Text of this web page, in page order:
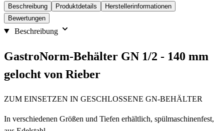
Beschreibung Produktdetails
Herstellerinformationen
Bewertungen
Beschreibung
GastroNorm-Behälter GN 1/2 - 140 mm
gelocht von Rieber
ZUM EINSETZEN IN GESCHLOSSENE GN-BEHÄLTER
In verschiedenen Größen und Tiefen erhältlich, spülmaschinenfest,